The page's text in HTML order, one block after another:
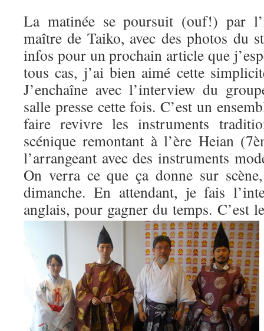
La matinée se poursuit (ouf!) par
maître de Taiko, avec des photos du
infos pour un prochain article que
tous cas, j’ai bien aimé cette
J’enchaîne avec l’interview du
salle presse cette fois. C’est un
faire revivre les instruments
scénique remontant à l’ère Heian
l’arrangeant avec des instruments
On verra ce que ça donne sur
dimanche. En attendant, je fais
anglais, pour gagner du temps. C’est